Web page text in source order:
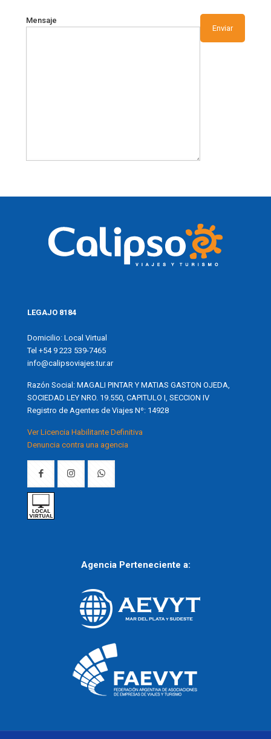
Mensaje
LEGAJO 8184
Domicilio: Local Virtual
Tel +54 9 223 539-7465
info@calipsoviajes.tur.ar
Razón Social: MAGALI PINTAR Y MATIAS GASTON OJEDA,
SOCIEDAD LEY NRO. 19.550, CAPITULO I, SECCION IV
Registro de Agentes de Viajes Nº: 14928
Ver Licencia Habilitante Definitiva
Denuncia contra una agencia
Agencia Perteneciente a: